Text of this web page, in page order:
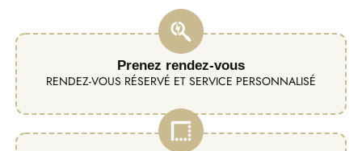
Prenez rendez-vous
RENDEZ-VOUS RÉSERVÉ ET SERVICE PERSONNALISÉ